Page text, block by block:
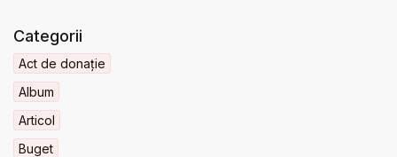
Categorii
Act de donație
Album
Articol
Buget